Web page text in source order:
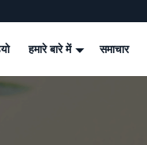
हमारे बारे में समाचार